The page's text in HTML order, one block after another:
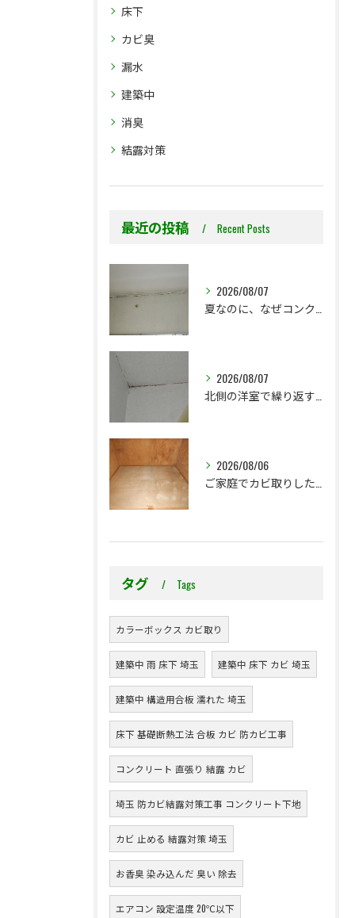
床下
カビ臭
漏水
建築中
消臭
結露対策
最近の投稿 Recent Posts
2026/08/07
2026/08/07
2026/08/06
タグ Tags
カラーボックス カビ取り
建築中 雨 床下 埼玉 建築中 床下 カビ 埼玉
建築中 構造用合板 濡れた 埼玉
床下 基礎断熱工法 合板 カビ 防カビ工事
コンクリート 直張り 結露 カビ
埼玉 防カビ結露対策工事 コンクリート下地
カビ 止める 結露対策 埼玉
お香臭 染み込んだ 臭い 除去
エアコン 設定温度 20℃以下